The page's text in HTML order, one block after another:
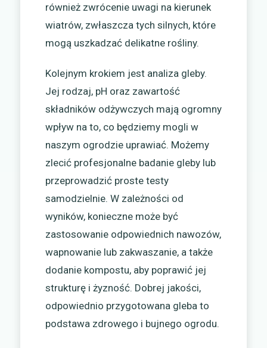
również zwrócenie uwagi na kierunek
wiatrów, zwłaszcza tych silnych, które
mogą uszkadzać delikatne rośliny.
Kolejnym krokiem jest analiza gleby.
Jej rodzaj, pH oraz zawartość
składników odżywczych mają ogromny
wpływ na to, co będziemy mogli w
naszym ogrodzie uprawiać. Możemy
zlecić profesjonalne badanie gleby lub
przeprowadzić proste testy
samodzielnie. W zależności od
wyników, konieczne może być
zastosowanie odpowiednich nawozów,
wapnowanie lub zakwaszanie, a także
dodanie kompostu, aby poprawić jej
strukturę i żyzność. Dobrej jakości,
odpowiednio przygotowana gleba to
podstawa zdrowego i bujnego ogrodu.